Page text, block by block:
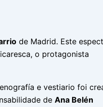
de Madrid. Este
o protagonista
e vestiario foi
de Ana Belén